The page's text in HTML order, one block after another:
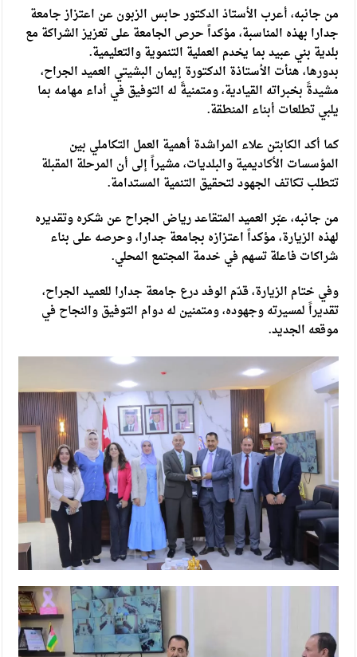
من جانبه، أعرب الأستاذ الدكتور حابس الزبون عن اعتزاز جامعة
جدارا بهذه المناسبة، مؤكداً حرص الجامعة على تعزيز الشراكة مع
بلدية بني عبيد بما يخدم العملية التنموية والتعليمية.
بدورها، هنأت الأستاذة الدكتورة إيمان البشيتي العميد الجراح،
مشيدةً بخبراته القيادية، ومتمنيةً له التوفيق في أداء مهامه بما
يلبي تطلعات أبناء المنطقة.
كما أكد الكابتن علاء المراشدة أهمية العمل التكاملي بين
المؤسسات الأكاديمية والبلديات، مشيراً إلى أن المرحلة المقبلة
تتطلب تكاتف الجهود لتحقيق التنمية المستدامة.
من جانبه، عبّر العميد المتقاعد رياض الجراح عن شكره وتقديره
لهذه الزيارة، مؤكداً اعتزازه بجامعة جدارا، وحرصه على بناء
شراكات فاعلة تسهم في خدمة المجتمع المحلي.
وفي ختام الزيارة، قدّم الوفد درع جامعة جدارا للعميد الجراح،
تقديراً لمسيرته وجهوده، ومتمنين له دوام التوفيق والنجاح في
موقعه الجديد.